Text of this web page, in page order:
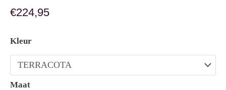
€224,95
Kleur
Maat
Lola Cruz Ruby aantal